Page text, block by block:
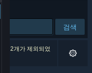
검색
임 2개가 제외되었